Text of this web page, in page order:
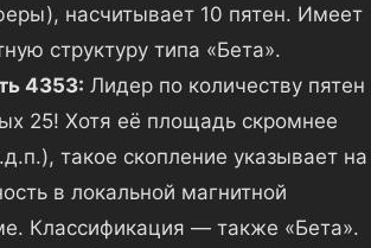
насчитывает 10 пятен. Имеет
структуру типа «Бета».
4353: Лидер по количеству пятен
25! Хотя её площадь скромнее
такое скопление указывает на
в локальной магнитной
Классификация — также «Бета».